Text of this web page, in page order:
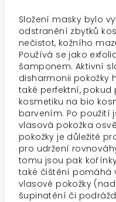
Složení masky bylo
odstranění zbytků
nečistot, kožního
Používá se jako
šamponem. Aktivní
disharmonii pokožky
také perfektní, pokud
kosmetiku na bio
barvením. Po použití
vlasová pokožka
pokožky je důležité
pro udržení
tomu jsou pak
také čištění pomáhá
vlasové pokožky
šupinatění či